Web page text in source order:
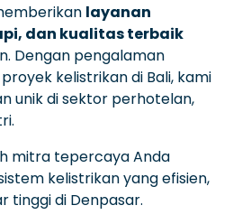
layanan
dan kualitas terbaik
Dengan pengalaman
kelistrikan di Bali, kami
unik di sektor perhotelan,
mitra tepercaya Anda
kelistrikan yang efisien,
tinggi di Denpasar.